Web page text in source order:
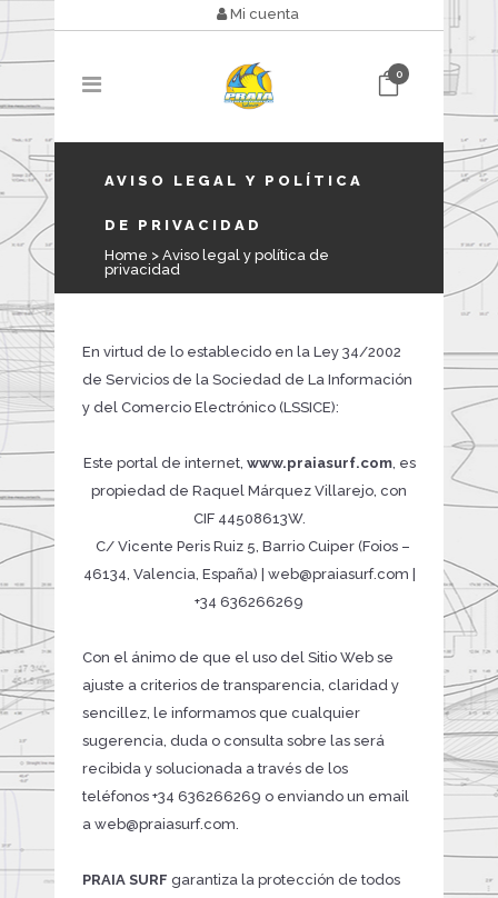
Mi cuenta
0
AVISO LEGAL Y POLÍTICA
DE PRIVACIDAD
Home > Aviso legal y política de
privacidad
En virtud de lo establecido en la Ley 34/2002
de Servicios de la Sociedad de La Información
y del Comercio Electrónico (LSSICE):
Este portal de internet, www.praiasurf.com, es
propiedad de Raquel Márquez Villarejo, con
CIF 44508613W.
C/ Vicente Peris Ruiz 5, Barrio Cuiper (Foios –
46134, Valencia, España) | web@praiasurf.com |
+34 636266269
Con el ánimo de que el uso del Sitio Web se
ajuste a criterios de transparencia, claridad y
sencillez, le informamos que cualquier
sugerencia, duda o consulta sobre las será
recibida y solucionada a través de los
teléfonos +34 636266269 o enviando un email
a web@praiasurf.com.
PRAIA SURF garantiza la protección de todos